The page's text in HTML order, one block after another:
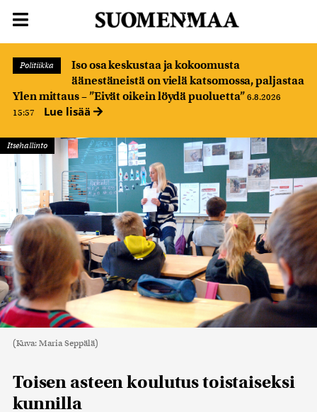
Politiikka
Iso osa keskustaa ja kokoomusta
äänestäneistä on vielä katsomossa, paljastaa
Ylen mittaus – ”Eivät oikein löydä puoluetta” 6.8.2026
15:57
Lue lisää
Itsehallinto
(Kuva: Maria Seppälä)
Toisen asteen koulutus toistaiseksi
kunnilla